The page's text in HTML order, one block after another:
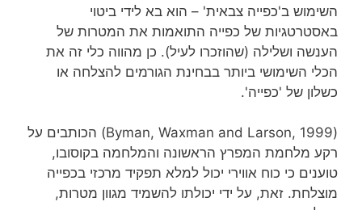
השימוש ב'כפייה צבאית' – הוא בא לידי ביטוי
באסטרטגיות של כפייה התואמות את המטרות של
הענשה ושלילה (שהוזכרו לעיל). כן מהווה כלי זה את
הכלי השימושי ביותר בבחינת הגורמים להצלחה או
כשלון של 'כפייה'.
(Byman, Waxman and Larson, 1999) הכותבים על
רקע מלחמת המפרץ הראשונה והמלחמה בקוסובו,
טוענים כי כוח אווירי יכול למלא תפקיד מרכזי בכפייה
מוצלחת. זאת, על ידי יכולתו להשמיד מגוון מטרות,